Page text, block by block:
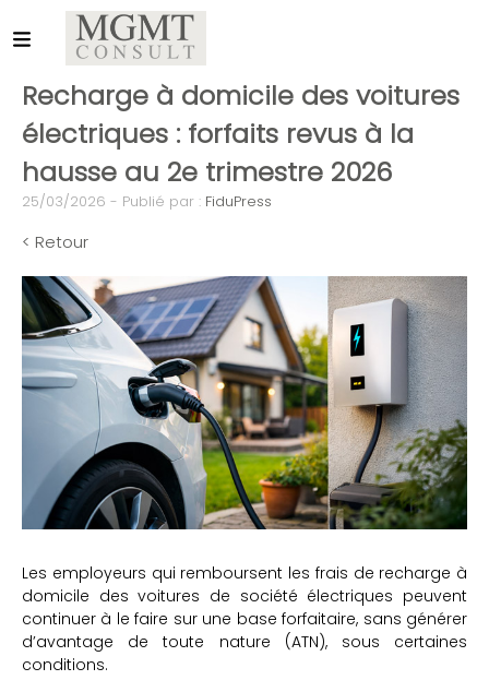
Recharge à domicile des voitures
électriques : forfaits revus à la
hausse au 2e trimestre 2026
25/03/2026 - Publié par : FiduPress
< Retour
Les employeurs qui remboursent les frais de recharge à
domicile des voitures de société électriques peuvent
continuer à le faire sur une base forfaitaire, sans générer
d’avantage de toute nature (ATN), sous certaines
conditions.